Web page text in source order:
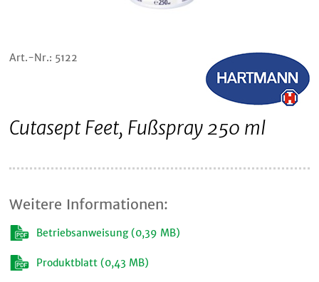
Art.-Nr.: 5122
Cutasept Feet, Fußspray 250 ml
Weitere Informationen:
Betriebsanweisung (0,39 MB)
Produktblatt (0,43 MB)